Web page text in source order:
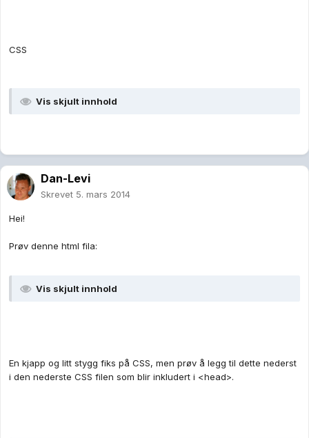
CSS
Vis skjult innhold
Dan-Levi
Skrevet 5. mars 2014
Hei!
Prøv denne html fila:
Vis skjult innhold
En kjapp og litt stygg fiks på CSS, men prøv å legg til dette nederst
i den nederste CSS filen som blir inkludert i <head>.